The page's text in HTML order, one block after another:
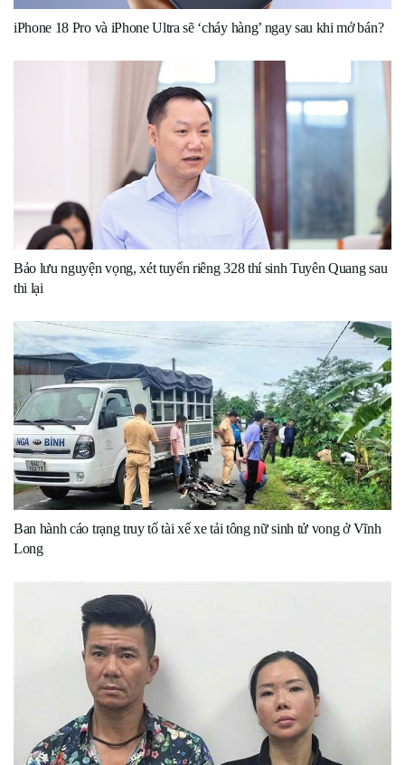
iPhone 18 Pro và iPhone Ultra sẽ ‘cháy hàng’ ngay sau khi mở bán?
Bảo lưu nguyện vọng, xét tuyển riêng 328 thí sinh Tuyên Quang sau
thi lại
Ban hành cáo trạng truy tố tài xế xe tải tông nữ sinh tử vong ở Vĩnh
Long